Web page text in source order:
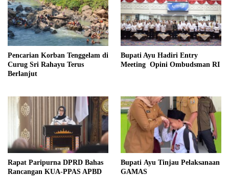
Pencarian Korban Tenggelam di
Curug Sri Rahayu Terus
Berlanjut
Bupati Ayu Hadiri Entry
Meeting Opini Ombudsman RI
Rapat Paripurna DPRD Bahas
Rancangan KUA-PPAS APBD
Bupati Ayu Tinjau Pelaksanaan
GAMAS